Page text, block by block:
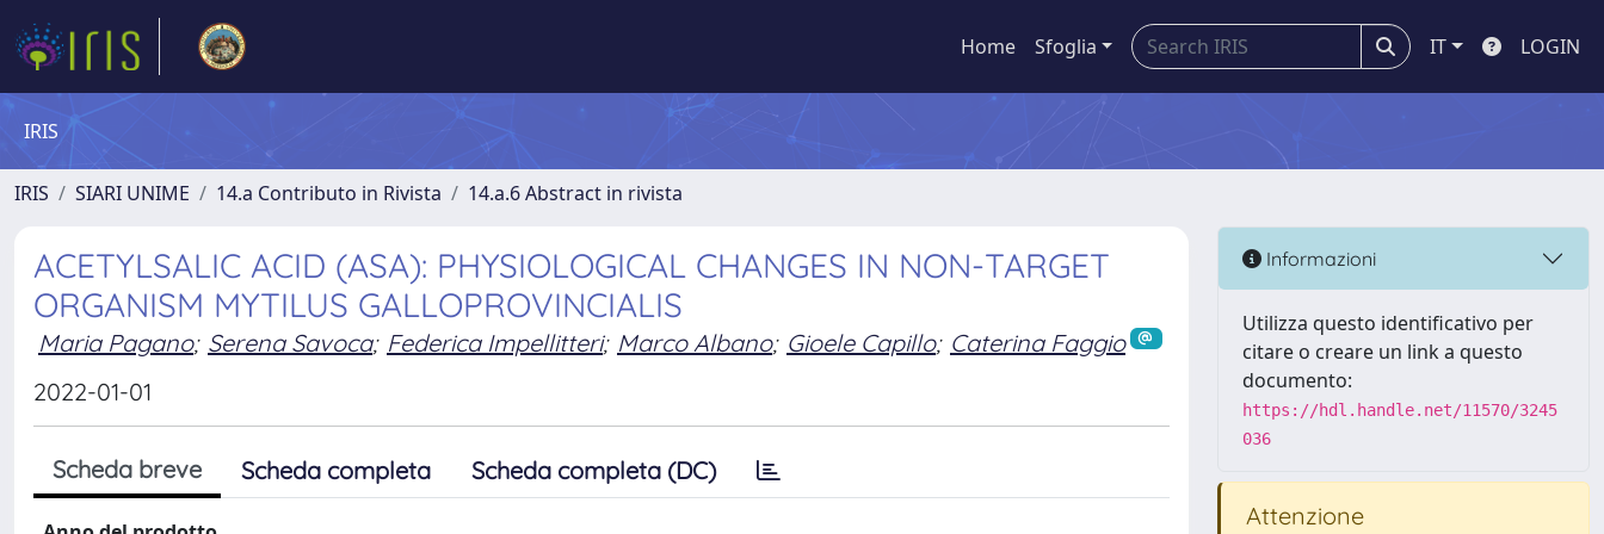
Home Sfoglia IT LOGIN
IRIS
IRIS SIARI UNIME 14.a Contributo in Rivista 14.a.6 Abstract in rivista
ACETYLSALIC ACID (ASA): PHYSIOLOGICAL CHANGES IN NON-TARGET
ORGANISM MYTILUS GALLOPROVINCIALIS
Maria Pagano; Serena Savoca; Federica Impellitteri; Marco Albano; Gioele Capillo; Caterina Faggio
2022-01-01
Scheda breve Scheda completa Scheda completa (DC)
Informazioni
Utilizza questo identificativo per
citare o creare un link a questo
documento:
https://hdl.handle.net/11570/3245
036
Attenzione